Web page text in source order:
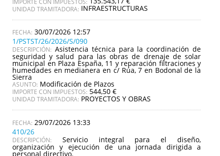
UNIDAD TRAMITADORA: INFRAESTRUCTURAS
30/07/2026 12:57
1/PSTST/26/2026/S/090
DESCRIPCIÓN: Asistencia técnica para la coordinación de
seguridad y salud para las obras de drenaje de solar
municipal en Plaza España, 11 y reparación filtraciones y
humedades en medianera en c/ Rúa, 7 en Bodonal de la
Sierra
ASUNTO: Modificación de Plazos
IMPORTE CON IMPUESTOS: 544,50 €
UNIDAD TRAMITADORA: PROYECTOS Y OBRAS
29/07/2026 13:33
410/26
DESCRIPCIÓN: Servicio integral para el diseño,
organización y ejecución de una jornada dirigida a
personal directivo.